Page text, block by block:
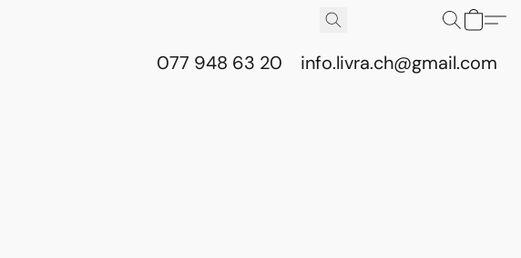
077 948 63 20 info.livra.ch@gmail.com